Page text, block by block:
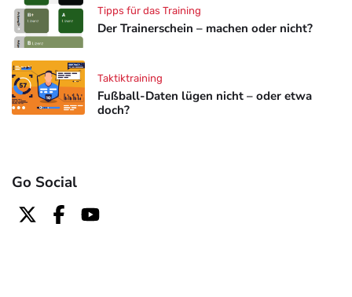
Der Trainerschein – machen oder nicht?
Tipps für das Training
Fußball-Daten lügen nicht – oder etwa
doch?
Taktiktraining
Go Social